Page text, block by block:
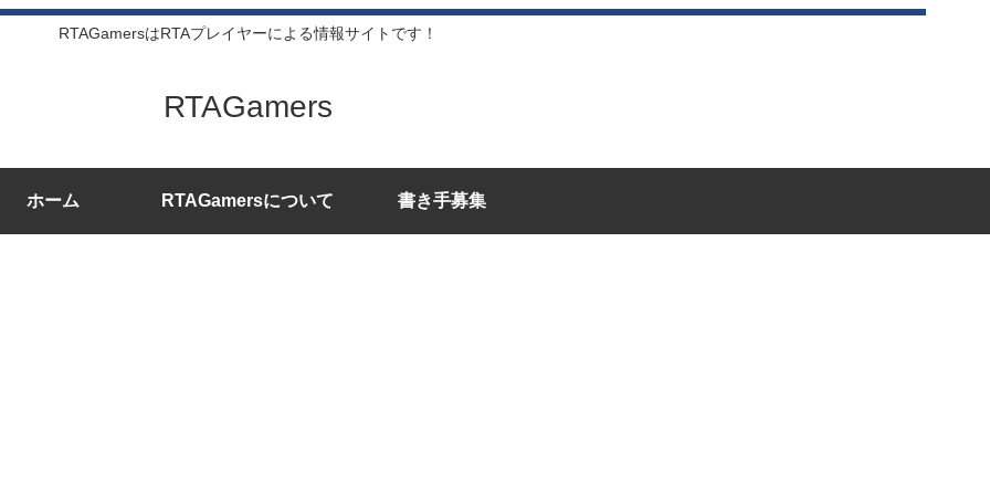
RTAGamersはRTAプレイヤーによる情報サイトです！
RTAGamers
ホーム RTAGamersについて 書き手募集